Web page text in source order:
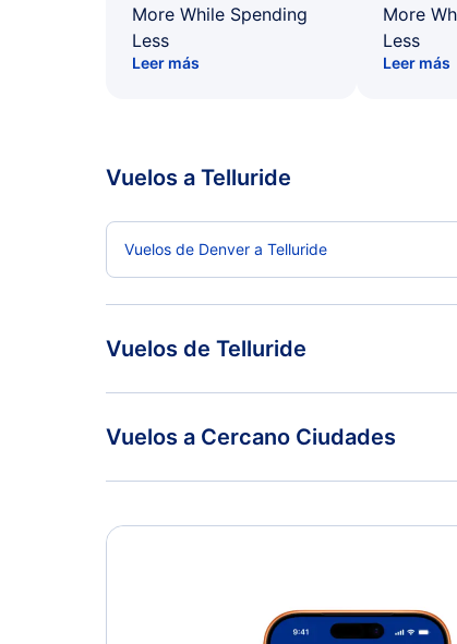
More While Spending
Less
Leer más
More
Less
Leer más
Vuelos a Telluride
Vuelos de Denver a Telluride
Vuelos de Telluride
Vuelos a Cercano Ciudades